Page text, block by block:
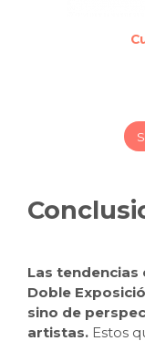
Las tendencias
Doble
sino de
artistas. Estos